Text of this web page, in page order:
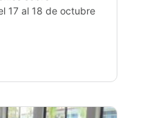
17 al 18 de octubre